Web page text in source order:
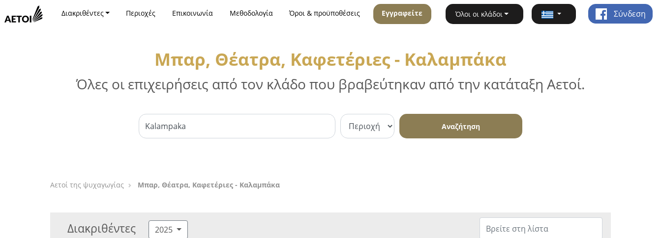
Διακριθέντες Περιοχές Επικοινωνία Μεθοδολογία Όροι & προϋποθέσεις Εγγραφείτε Όλοι οι κλάδοι Σύνδεση
Μπαρ, Θέατρα, Καφετέριες - Καλαμπάκα
Όλες οι επιχειρήσεις από τον κλάδο που βραβεύτηκαν από την κατάταξη Αετοί.
Αναζήτηση
Αετοί της ψυχαγωγίας Μπαρ, Θέατρα, Καφετέριες - Καλαμπάκα
Διακριθέντες 2025